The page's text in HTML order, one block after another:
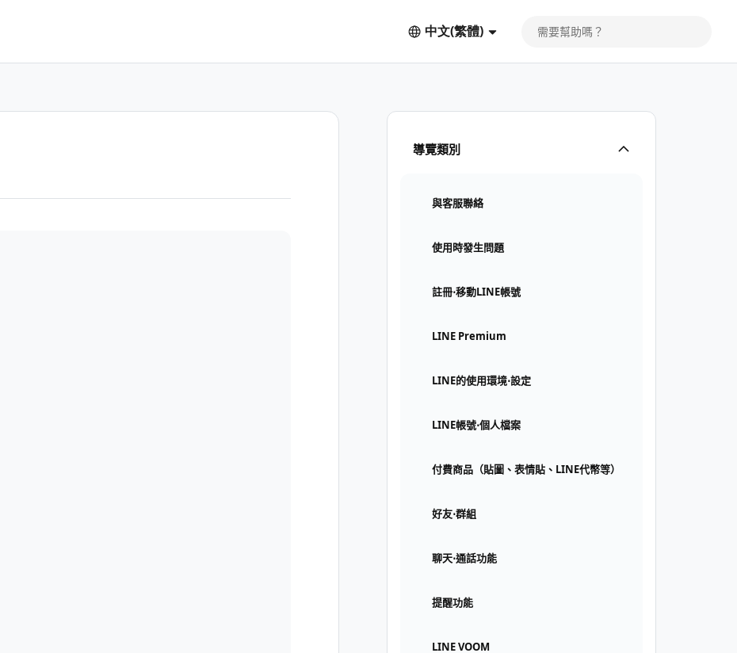
中文(繁體)
導覽類別
與客服聯絡
使用時發生問題
註冊⋅移動LINE帳號
LINE Premium
LINE的使用環境⋅設定
LINE帳號⋅個人檔案
付費商品（貼圖、表情貼、LINE代幣等）
好友⋅群組
聊天⋅通話功能
提醒功能
LINE VOOM